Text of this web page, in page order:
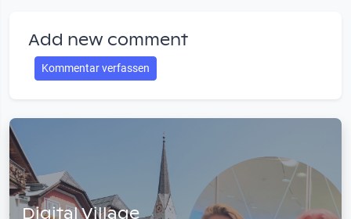
Add new comment
Kommentar verfassen
Digital Village